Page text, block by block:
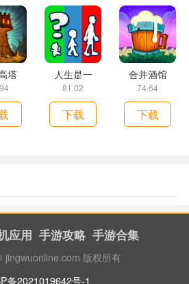
塔 人生是一
81.02
下载
合并酒馆
74.64
下载
应用 手游攻略 手游合集
jingwuonline.com 版权所有
备2021019642号-1